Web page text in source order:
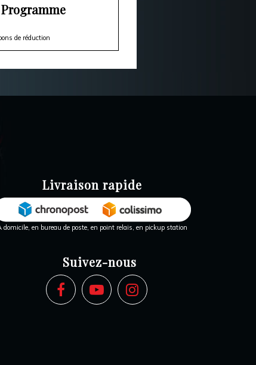
Programme
de réduction
Livraison rapide
domicile, en bureau de poste, en point relais, en pickup station
Suivez-nous